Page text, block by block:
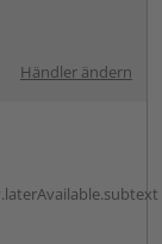
Händler ändern